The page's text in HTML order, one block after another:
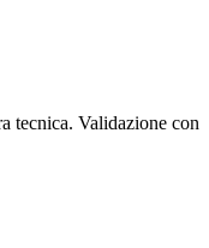
tecnica. Validazione con